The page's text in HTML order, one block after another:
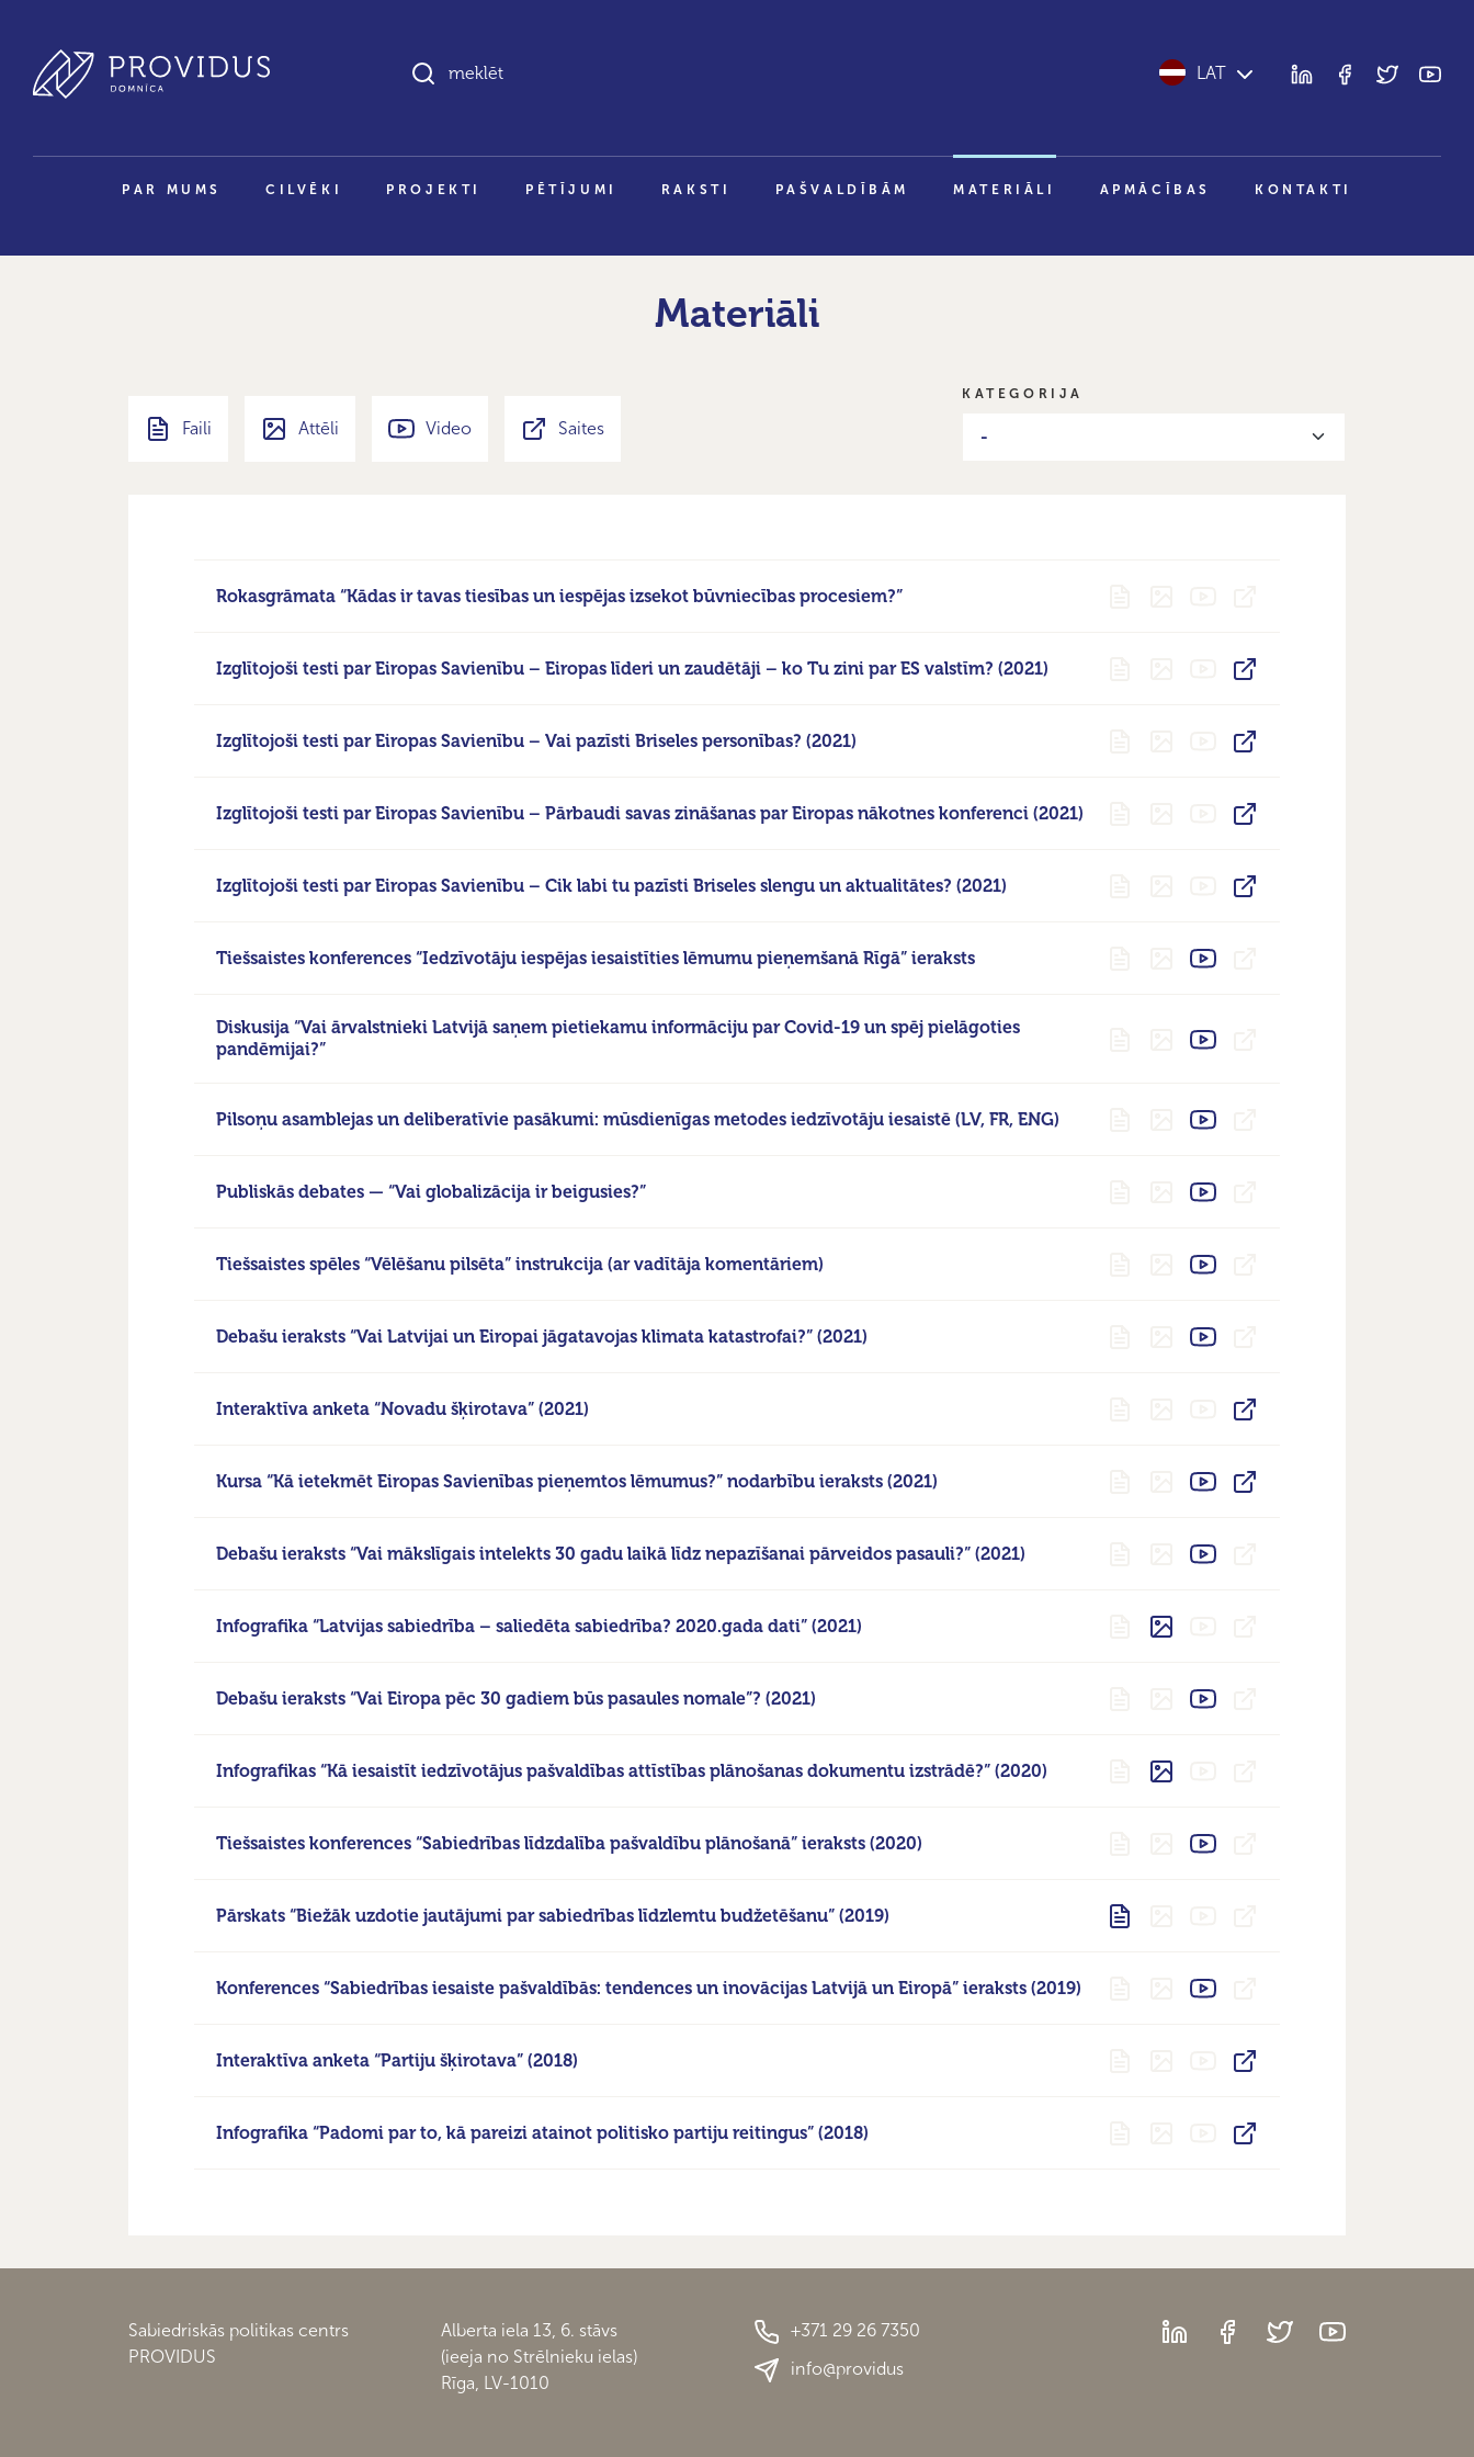
LAT
PAR MUMS CILVĒKI PROJEKTI PĒTĪJUMI RAKSTI PAŠVALDĪBĀM MATERIĀLI APMĀCĪBAS KONTAKTI
Materiāli
Faili Attēli Video Saites
KATEGORIJA
Rokasgrāmata “Kādas ir tavas tiesības un iespējas izsekot būvniecības procesiem?”
Izglītojoši testi par Eiropas Savienību – Eiropas līderi un zaudētāji – ko Tu zini par ES valstīm? (2021)
Izglītojoši testi par Eiropas Savienību – Vai pazīsti Briseles personības? (2021)
Izglītojoši testi par Eiropas Savienību – Pārbaudi savas zināšanas par Eiropas nākotnes konferenci (2021)
Izglītojoši testi par Eiropas Savienību – Cik labi tu pazīsti Briseles slengu un aktualitātes? (2021)
Tiešsaistes konferences “Iedzīvotāju iespējas iesaistīties lēmumu pieņemšanā Rīgā” ieraksts
Diskusija “Vai ārvalstnieki Latvijā saņem pietiekamu informāciju par Covid-19 un spēj pielāgoties
pandēmijai?”
Pilsoņu asamblejas un deliberatīvie pasākumi: mūsdienīgas metodes iedzīvotāju iesaistē (LV, FR, ENG)
Publiskās debates — “Vai globalizācija ir beigusies?”
Tiešsaistes spēles “Vēlēšanu pilsēta” instrukcija (ar vadītāja komentāriem)
Debašu ieraksts “Vai Latvijai un Eiropai jāgatavojas klimata katastrofai?” (2021)
Interaktīva anketa “Novadu šķirotava” (2021)
Kursa “Kā ietekmēt Eiropas Savienības pieņemtos lēmumus?” nodarbību ieraksts (2021)
Debašu ieraksts “Vai mākslīgais intelekts 30 gadu laikā līdz nepazīšanai pārveidos pasauli?” (2021)
Infografika “Latvijas sabiedrība – saliedēta sabiedrība? 2020.gada dati” (2021)
Debašu ieraksts “Vai Eiropa pēc 30 gadiem būs pasaules nomale”? (2021)
Infografikas “Kā iesaistīt iedzīvotājus pašvaldības attīstības plānošanas dokumentu izstrādē?” (2020)
Tiešsaistes konferences “Sabiedrības līdzdalība pašvaldību plānošanā” ieraksts (2020)
Pārskats “Biežāk uzdotie jautājumi par sabiedrības līdzlemtu budžetēšanu” (2019)
Konferences “Sabiedrības iesaiste pašvaldībās: tendences un inovācijas Latvijā un Eiropā” ieraksts (2019)
Interaktīva anketa “Partiju šķirotava” (2018)
Infografika “Padomi par to, kā pareizi atainot politisko partiju reitingus” (2018)
Sabiedriskās politikas centrs
PROVIDUS
Alberta iela 13, 6. stāvs
(ieeja no Strēlnieku ielas)
Rīga, LV-1010
+371 29 26 7350
info@providus